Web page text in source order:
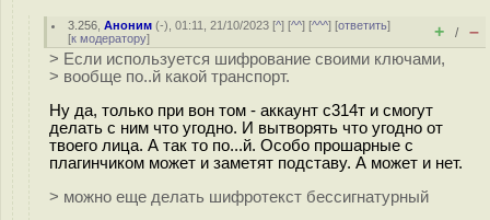
3.256 ,Аноним (-), 01:11, 21/10/2023 [^] [^^] [^^^] [ответить]
[к модератору] + / –
> Если используется шифрование своими ключами,
> вообще по..й какой транспорт.
Ну да, только при вон том - аккаунт с314т и смогут
делать с ним что угодно. И вытворять что угодно от
твоего лица. А так то по...й. Особо прошарные с
плагинчиком может и заметят подставу. А может и нет.
> можно еще делать шифротекст бессигнатурный